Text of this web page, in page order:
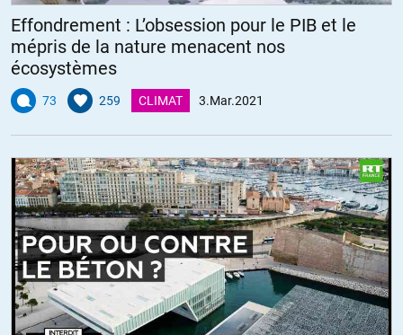
Effondrement : L’obsession pour le PIB et le
mépris de la nature menacent nos
écosystèmes
73 259 CLIMAT 3.Mar.2021